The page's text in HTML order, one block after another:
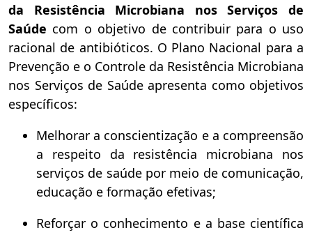
da Resistência Microbiana nos Serviços de
Saúde com o objetivo de contribuir para o uso
racional de antibióticos. O Plano Nacional para a
Prevenção e o Controle da Resistência Microbiana
nos Serviços de Saúde apresenta como objetivos
específicos:
Melhorar a conscientização e a compreensão
a respeito da resistência microbiana nos
serviços de saúde por meio de comunicação,
educação e formação efetivas;
Reforçar o conhecimento e a base científica